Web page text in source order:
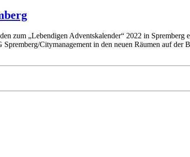
zum „Lebendigen Adventskalender“ 2022 in Spremberg
Citymanagement in den neuen Räumen auf